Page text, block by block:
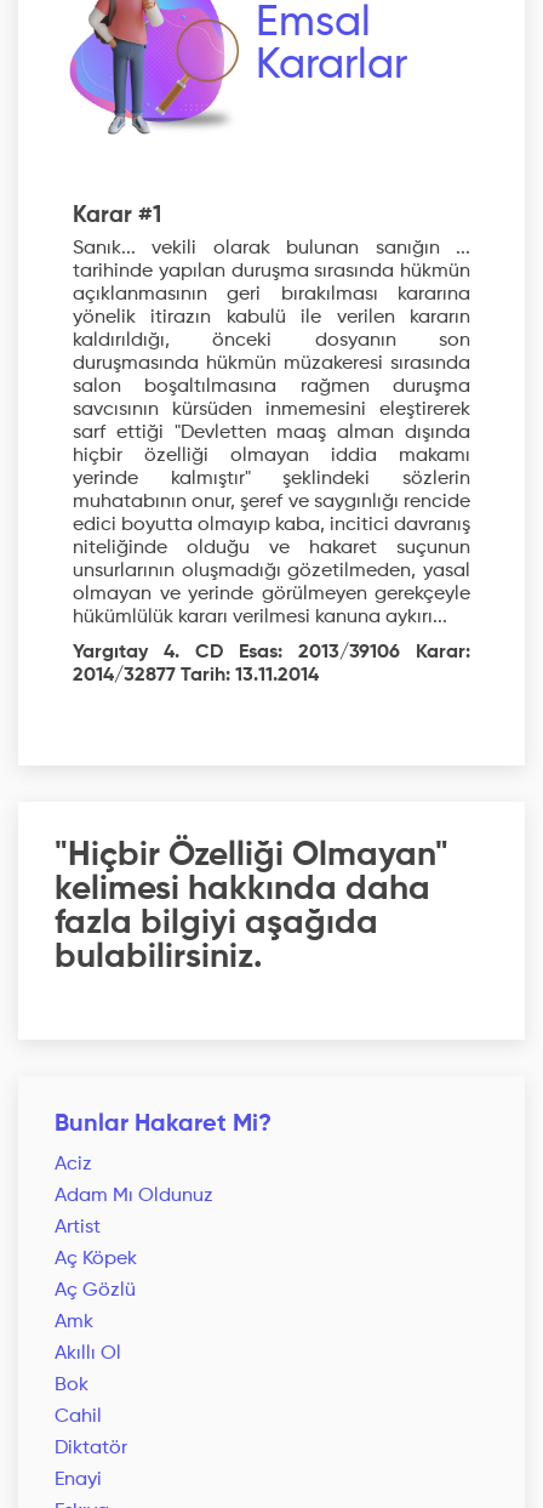
Emsal
Kararlar
Karar #1
Sanık... vekili olarak bulunan sanığın ...
tarihinde yapılan duruşma sırasında hükmün
açıklanmasının geri bırakılması kararına
yönelik itirazın kabulü ile verilen kararın
kaldırıldığı, önceki dosyanın son
duruşmasında hükmün müzakeresi sırasında
salon boşaltılmasına rağmen duruşma
savcısının kürsüden inmemesini eleştirerek
sarf ettiği "Devletten maaş alman dışında
hiçbir özelliği olmayan iddia makamı
yerinde kalmıştır" şeklindeki sözlerin
muhatabının onur, şeref ve saygınlığı rencide
edici boyutta olmayıp kaba, incitici davranış
niteliğinde olduğu ve hakaret suçunun
unsurlarının oluşmadığı gözetilmeden, yasal
olmayan ve yerinde görülmeyen gerekçeyle
hükümlülük kararı verilmesi kanuna aykırı...
Yargıtay 4. CD Esas: 2013/39106 Karar:
2014/32877 Tarih: 13.11.2014
"Hiçbir Özelliği Olmayan"
kelimesi hakkında daha
fazla bilgiyi aşağıda
bulabilirsiniz.
Bunlar Hakaret Mi?
Aciz
Adam Mı Oldunuz
Artist
Aç Köpek
Aç Gözlü
Amk
Akıllı Ol
Bok
Cahil
Diktatör
Enayi